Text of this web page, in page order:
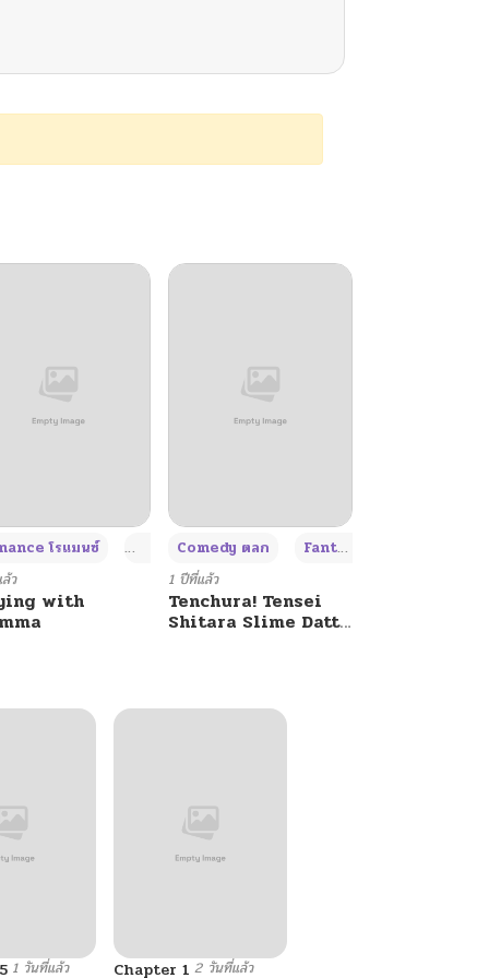
+4
โรแมนซ์ Adult ผู้ใหญ่ +4
ว
with
Comedy ตลก Fantasy แฟนตาซี
1 ปีที่แล้ว
Tenchura! Tensei
Shitara Slime Datta
1 วันที่แล้ว Chapter 1 2 วันที่แล้ว